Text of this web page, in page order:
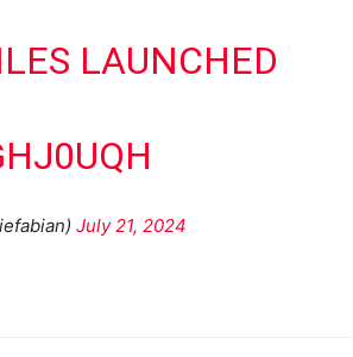
LAUNCHED
July 21, 2024